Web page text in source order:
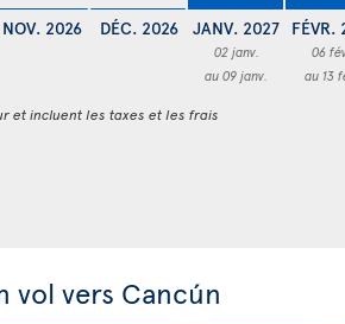
NOV. 2026 DÉC. 2026 JANV. 2027
02 janv.
au 09 janv.
FÉVR.
06
au 13
et incluent les taxes et les frais
vers Cancún